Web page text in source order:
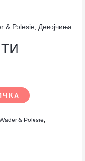
& Polesie Девојчиња
Wader & Polesie